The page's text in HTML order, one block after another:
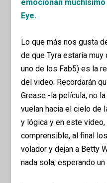
emocionan
Eye.
Lo que más nos gusta
de que Tyra estaría
uno de los Fab5) es la
del video. Recordarán
Grease -la película, no
vuelan hacia el cielo de
y lógica y en este
comprensible, al final
volador y dejan a Betty
nada sola, esperando un